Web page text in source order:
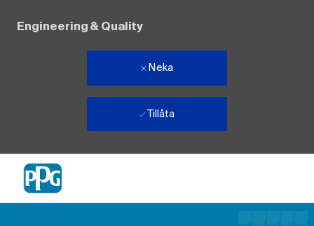
Engineering & Quality
Neka
Tillåta